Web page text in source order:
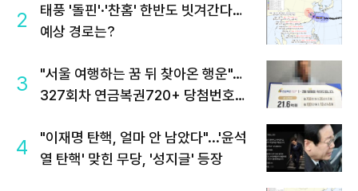
2
태풍 '돌핀'·'찬홈' 한반도 빗겨간다…
예상 경로는?
3
"서울 여행하는 꿈 뒤 찾아온 행운"…
327회차 연금복권720+ 당첨번호조
4
"이재명 탄핵, 얼마 안 남았다"...'윤석
열 탄핵' 맞힌 무당, '성지글' 등장